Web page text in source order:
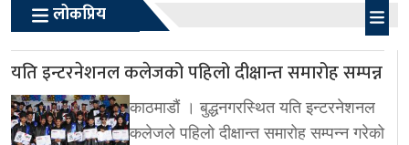
लोकप्रिय
यति इन्टरनेशनल कलेजको पहिलो दीक्षान्त समारोह सम्पन्न
काठमाडौं । बुद्धनगरस्थित यति इन्टरनेशनल
कलेजले पहिलो दीक्षान्त समारोह सम्पन्न गरेको